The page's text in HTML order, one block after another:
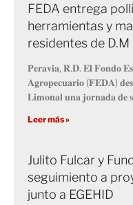
FEDA entrega
herramientas y
residentes de
𝐏𝐞𝐫𝐚𝐯𝐢𝐚, 𝐑.𝐃. 𝐄𝐥 𝐅𝐨𝐧𝐝𝐨
𝐀𝐠𝐫𝐨𝐩𝐞𝐜𝐮𝐚𝐫𝐢𝐨 (𝐅𝐄𝐃𝐀)
𝐋𝐢𝐦𝐨𝐧𝐚𝐥 𝐮𝐧𝐚 𝐣𝐨𝐫𝐧𝐚𝐝𝐚
Leer más »
Julito Fulcar y
seguimiento a
junto a EGEHID